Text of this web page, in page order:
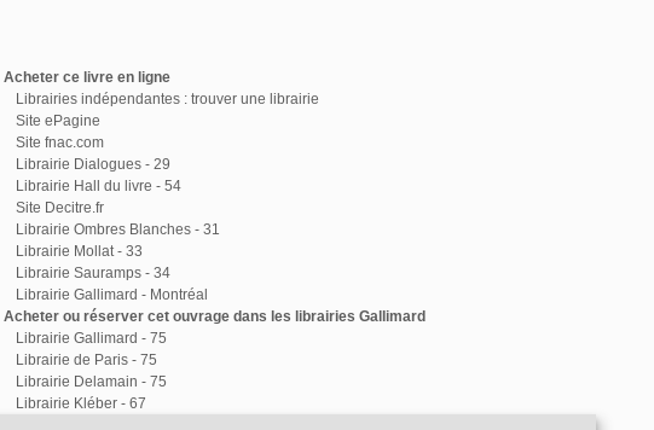
Acheter ce livre en ligne
Librairies indépendantes : trouver une librairie
Site ePagine
Site fnac.com
Librairie Dialogues - 29
Librairie Hall du livre - 54
Site Decitre.fr
Librairie Ombres Blanches - 31
Librairie Mollat - 33
Librairie Sauramps - 34
Librairie Gallimard - Montréal
Acheter ou réserver cet ouvrage dans les librairies Gallimard
Librairie Gallimard - 75
Librairie de Paris - 75
Librairie Delamain - 75
Librairie Kléber - 67